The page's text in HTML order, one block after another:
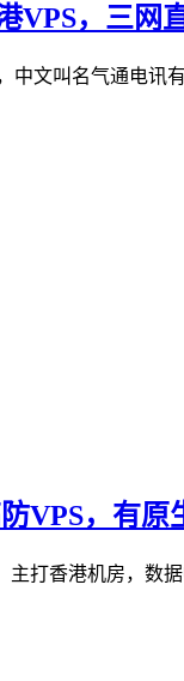
VPS，三网
中文叫名气通
VPS，有原
打香港机房，数